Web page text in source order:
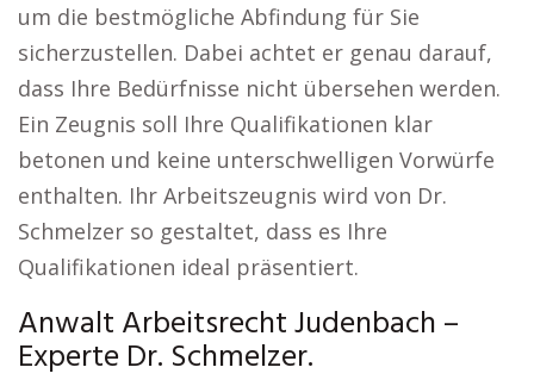
um die bestmögliche Abfindung für Sie
sicherzustellen. Dabei achtet er genau darauf,
dass Ihre Bedürfnisse nicht übersehen werden.
Ein Zeugnis soll Ihre Qualifikationen klar
betonen und keine unterschwelligen Vorwürfe
enthalten. Ihr Arbeitszeugnis wird von Dr.
Schmelzer so gestaltet, dass es Ihre
Qualifikationen ideal präsentiert.
Anwalt Arbeitsrecht Judenbach –
Experte Dr. Schmelzer.